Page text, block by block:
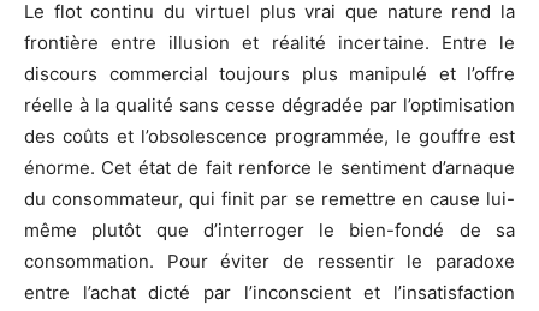
Le flot continu du virtuel plus vrai que nature rend la
frontière entre illusion et réalité incertaine. Entre le
discours commercial toujours plus manipulé et l’offre
réelle à la qualité sans cesse dégradée par l’optimisation
des coûts et l’obsolescence programmée, le gouffre est
énorme. Cet état de fait renforce le sentiment d’arnaque
du consommateur, qui finit par se remettre en cause lui-
même plutôt que d’interroger le bien-fondé de sa
consommation. Pour éviter de ressentir le paradoxe
entre l’achat dicté par l’inconscient et l’insatisfaction